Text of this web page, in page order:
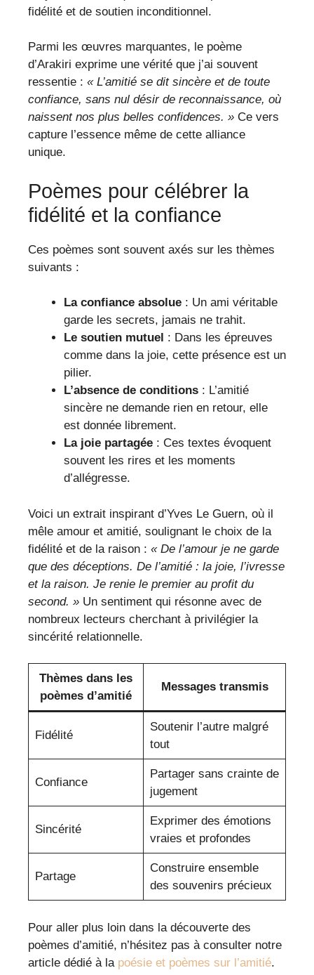
fidélité et de soutien inconditionnel.
Parmi les œuvres marquantes, le poème
d’Arakiri exprime une vérité que j’ai souvent
ressentie : « L’amitié se dit sincère et de toute
confiance, sans nul désir de reconnaissance, où
naissent nos plus belles confidences. » Ce vers
capture l’essence même de cette alliance
unique.
Poèmes pour célébrer la
fidélité et la confiance
Ces poèmes sont souvent axés sur les thèmes
suivants :
La confiance absolue : Un ami véritable
garde les secrets, jamais ne trahit.
Le soutien mutuel : Dans les épreuves
comme dans la joie, cette présence est un
pilier.
L’absence de conditions : L’amitié
sincère ne demande rien en retour, elle
est donnée librement.
La joie partagée : Ces textes évoquent
souvent les rires et les moments
d’allégresse.
Voici un extrait inspirant d’Yves Le Guern, où il
mêle amour et amitié, soulignant le choix de la
fidélité et de la raison : « De l’amour je ne garde
que des déceptions. De l’amitié : la joie, l’ivresse
et la raison. Je renie le premier au profit du
second. » Un sentiment qui résonne avec de
nombreux lecteurs cherchant à privilégier la
sincérité relationnelle.
Thèmes dans les
poèmes d’amitié
Messages transmis
Fidélité
Soutenir l’autre malgré
tout
Confiance
Partager sans crainte de
jugement
Sincérité
Exprimer des émotions
vraies et profondes
Partage
Construire ensemble
des souvenirs précieux
Pour aller plus loin dans la découverte des
poèmes d’amitié, n’hésitez pas à consulter notre
article dédié à la poésie et poèmes sur l’amitié.